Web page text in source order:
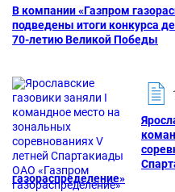
В компании «Газпром
подведены итоги конкурса
70-летию Великой Победы
газораспределение»